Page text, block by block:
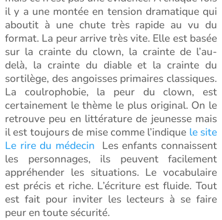
il y a une montée en tension dramatique qui
aboutit à une chute très rapide au vu du
format. La peur arrive très vite. Elle est basée
sur la crainte du clown, la crainte de l’au-
delà, la crainte du diable et la crainte du
sortilège, des angoisses primaires classiques.
La coulrophobie, la peur du clown, est
certainement le thème le plus original. On le
retrouve peu en littérature de jeunesse mais
il est toujours de mise comme l’indique le site
Le rire du médecin Les enfants connaissent
les personnages, ils peuvent facilement
appréhender les situations. Le vocabulaire
est précis et riche. L’écriture est fluide. Tout
est fait pour inviter les lecteurs à se faire
peur en toute sécurité.